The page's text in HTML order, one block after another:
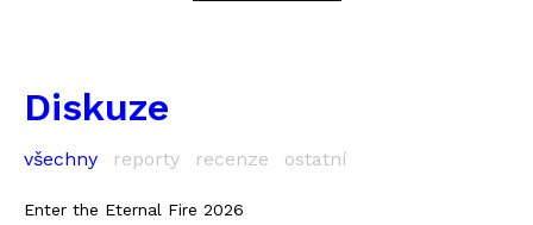
Diskuze
všechny reporty recenze ostatní
Enter the Eternal Fire 2026